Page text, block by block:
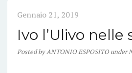
Gennaio 21, 2019
Ivo l’Ulivo nelle
PostedbyANTONIO ESPOSITO under